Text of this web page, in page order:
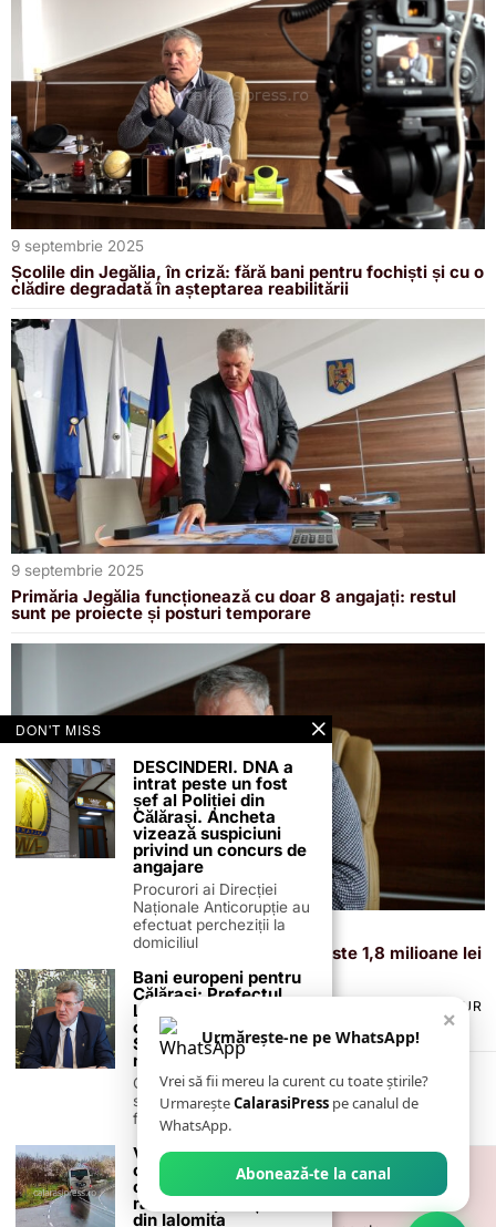
9 septembrie 2025
Școlile din Jegălia, în criză: fără bani pentru fochiști și cu o
clădire degradată în așteptarea reabilitării
9 septembrie 2025
Primăria Jegălia funcționează cu doar 8 angajați: restul
sunt pe proiecte și posturi temporare
9 septembrie 2025
Primăria Jegălia, sufocată de datorii: peste 1,8 milioane lei
obligații restante
TERMENI ȘI CONDIȚII
POLITICA DE ANULARE & RETUR
PUBLICITATE ONLINE & TIPĂRITĂ
CONTACT
ZIARUL ANUNȚUL CĂLĂRĂȘEAN
×
Urmărește-ne pe WhatsApp!
Vrei să fii mereu la curent cu toate știrile?
UrmareșteCalarasiPress pe canalul de
WhatsApp.
Abonează-te la canal
DON'T MISS
DESCINDERI. DNA a
intrat peste un fost
șef al Poliției din
Călărași. Ancheta
vizează suspiciuni
privind un concurs de
angajare
Procurori ai Direcției
Naționale Anticorupție au
efectuat percheziții la
domiciliul
Bani europeni pentru
Călărași: Prefectul
Laurențiu State anunță
colaborarea cu ADR
Sud-Muntenia pentru
noi finanțări
Călărașul se pregătește
să intre pe harta
finanțărilor europene, cu
VIDEO. Momentul în
care un autocar plin
cu pasageri se
răstoarnă pe o șosea
din Ialomița